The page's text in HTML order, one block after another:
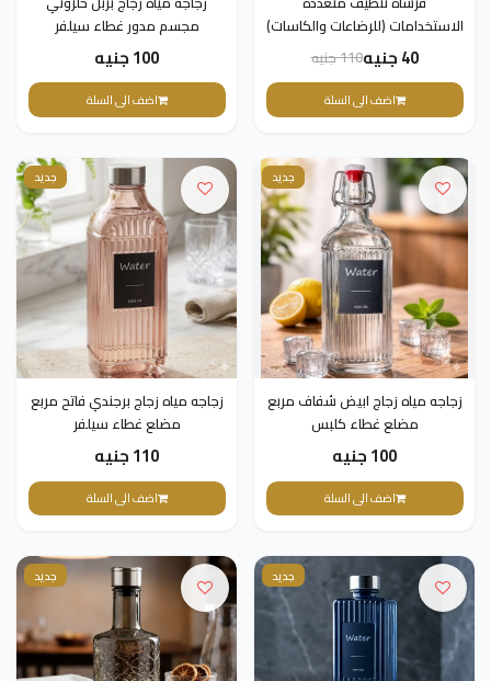
الاستخدامات (للرضاعات والكاسات)
40 جنيه 110 جنيه
اضف الى السلة
مجسم مدور غطاء سيلفر
100 جنيه
اضف الى السلة
جديد
زجاجه مياه زجاج ابيض شفاف مربع
مضلع غطاء كلبس
100 جنيه
اضف الى السلة
جديد
زجاجه مياه زجاج برجندي فاتح مربع
مضلع غطاء سيلفر
110 جنيه
اضف الى السلة
جديد جديد